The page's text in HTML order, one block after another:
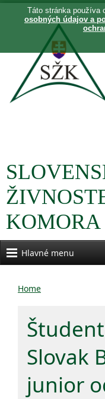
KOMORA
Hlavné menu
Home
Slovak
junior
Táto stránka používa
osobných údajov a